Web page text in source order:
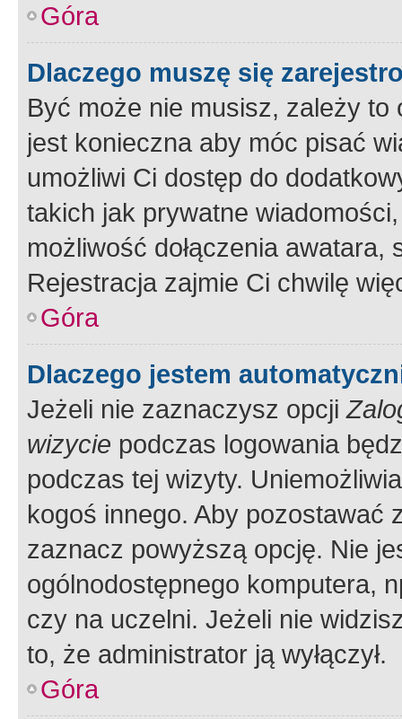
Góra
Dlaczego muszę się
Być może nie musisz, zależy
jest konieczna aby móc pisać
umożliwi Ci dostęp do
takich jak prywatne
możliwość dołączenia
Rejestracja zajmie Ci chwilę
Góra
Dlaczego jestem
Jeżeli nie zaznaczysz opcji
wizycie podczas logowania
podczas tej wizyty.
kogoś innego. Aby pozostawać
zaznacz powyższą opcję. Nie
ogólnodostępnego komputera,
czy na uczelni. Jeżeli nie
to, że administrator ją wyłączył.
Góra